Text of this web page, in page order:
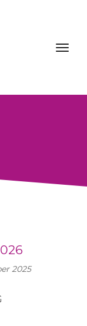
2025